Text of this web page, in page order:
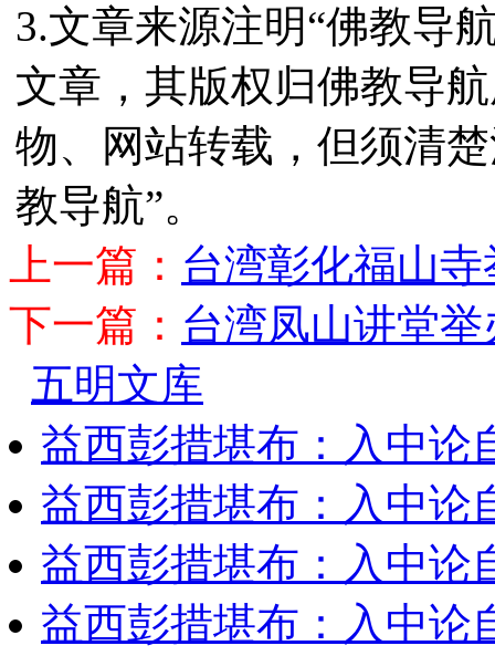
3.文章来源注明“佛教导
文章，其版权归佛教导
物、网站转载，但须清
教导航”。
上一篇： 台湾彰化福山
下一篇： 台湾凤山讲堂
五明文库
益西彭措堪布：入中论
益西彭措堪布：入中论
益西彭措堪布：入中论
益西彭措堪布：入中论